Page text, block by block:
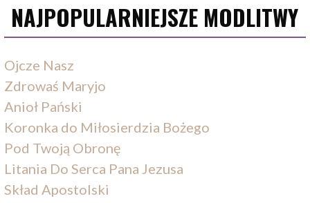
NAJPOPULARNIEJSZE MODLITWY
Ojcze Nasz
Zdrowaś Maryjo
Anioł Pański
Koronka do Miłosierdzia Bożego
Pod Twoją Obronę
Litania Do Serca Pana Jezusa
Skład Apostolski